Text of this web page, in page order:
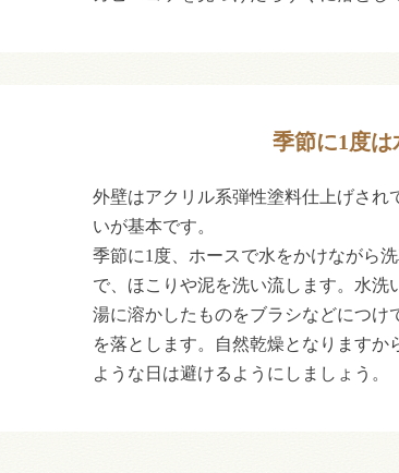
季節に1度は
外壁はアクリル系弾性塗料仕上げさ
いが基本です。
季節に1度、ホースで水をかけながら
で、ほこりや泥を洗い流します。水
湯に溶かしたものをブラシなどにつ
を落とします。自然乾燥となります
ような日は避けるようにしましょう。